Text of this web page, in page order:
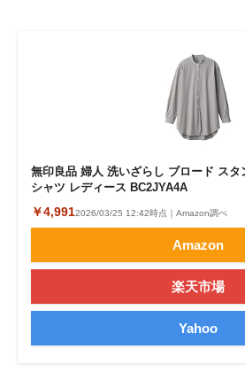
製造業のIT導入・活用を支援
モノづくり技術者専門サイト
ちょっと気になるネットの話題
無印良品 婦人 洗いざらし ブロード スタ
シャツ レディース BC2JYA4A
￥4,9912026/03/25 12:42時点｜Amazon調べ
Amazon
楽天市場
Yahoo